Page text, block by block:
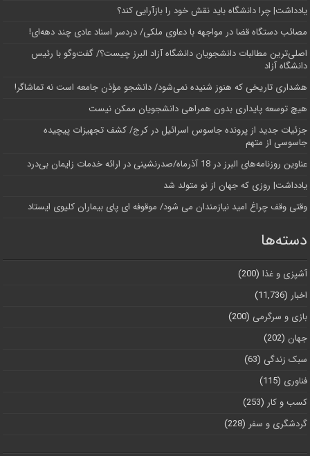
یادداشت| چرا دانشگاه باید نقش خود را بازآرایی کند؟
مصائب دستگاه قضا در مواجهه با دعاوی ملکی/ دردسر اسناد عادی چند‌ دهه‌ای!
اصلی‌ترین مطالبات دانشجویان دانشگاه آزاد البرز چیست؟/ گفت‌وگو با رئیس
دانشگاه آز‌اد
هشداری تاریخی که هنوز شنیده نمی‌شود/ دانشجو مؤذن جامعه است نه تماشاگر!
هیچ توسعه پایداری بدون همراهی دانشجویان ممکن نیست
جزئیات جدید از پرونده جاسوس اسرائیل در کرج/‌ کشف تجهیزات پیچیده
جاسوسی از متهم
عناوین روزنامه‌های البرز در ‌18 آذرماه/صدرنشینی در ارائه خدمات زایمان بی‌درد
یادداشت| روزی که جهان از نو متولد شد
وقتی وقف چراغ امید نیازمندان می شود/ موقوفه ای پای بیماران کلیوی ایستاد
دسته‌ها
آشپزی و غذا (200)
اخبار (11,736)
بازی و سرگرمی (200)
جهان (202)
سبک زندگی (63)
فناوری (115)
کسب و کار (253)
گردشگری و سفر (228)